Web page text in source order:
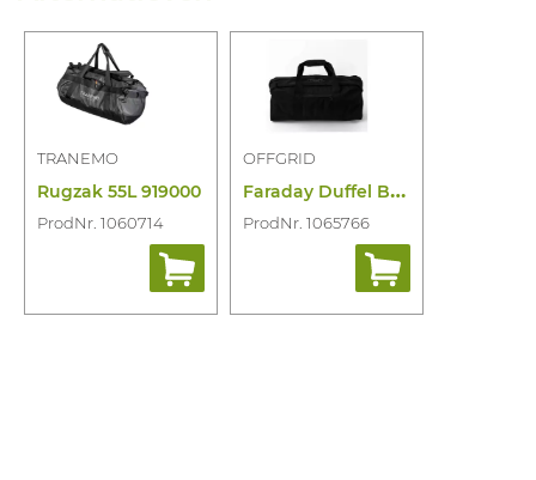
TRANEMO
Rugzak 55L 919000
ProdNr. 1060714
OFFGRID
F
araday Duffel Bag Large Zwart 35L
ProdNr. 1065766